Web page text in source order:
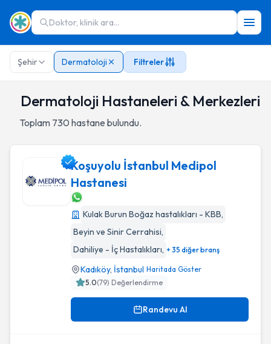
Doktor, klinik ara...
Şehir Dermatoloji Filtreler
Dermatoloji Hastaneleri & Merkezleri
Toplam 730 hastane bulundu.
Koşuyolu İstanbul Medipol Hastanesi
Koşuyolu İstanbul Medipol
Hastanesi
Kulak Burun Boğaz hastalıkları - KBB,
Beyin ve Sinir Cerrahisi,
Dahiliye - İç Hastalıkları, + 35 diğer branş
Kadıköy, İstanbul Haritada Göster
5.0(79) Değerlendirme
Randevu Al